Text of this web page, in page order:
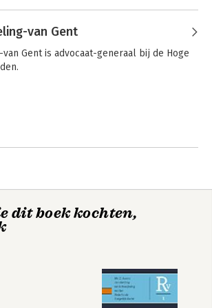
Eindrapport
burgerlijk
van Gent
van Gent is advocaat-generaal bij de Hoge
dit boek kochten,